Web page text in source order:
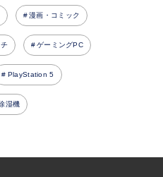
漫画・コミック
ゲーミングPC
PlayStation 5
湿機